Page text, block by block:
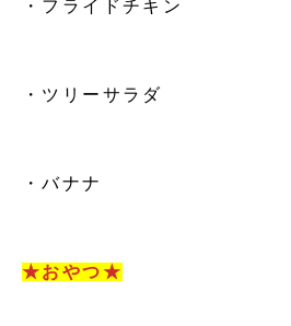
・フライドチキン
・ツリーサラダ
・バナナ
★おやつ★